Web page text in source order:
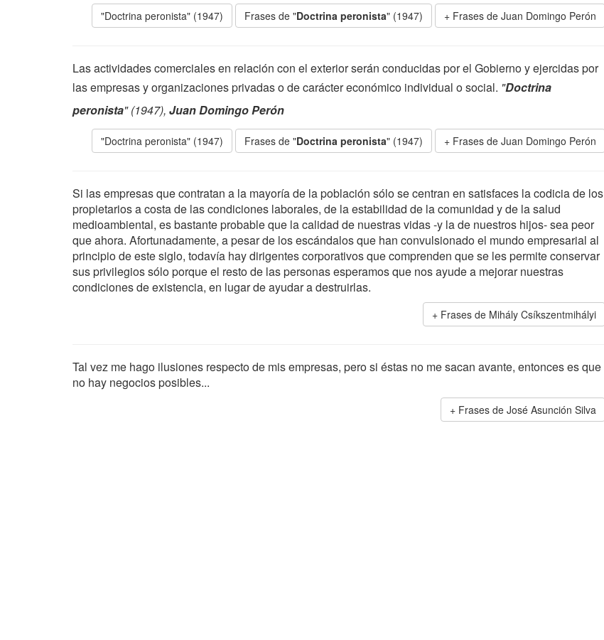
"Doctrina peronista" (1947) Frases de "Doctrina peronista" (1947) Frases de Juan Domingo Perón
Las actividades comerciales en relación con el exterior serán conducidas por el Gobierno y ejercidas por
las empresas y organizaciones privadas o de carácter económico individual o social. "Doctrina
peronista" (1947), Juan Domingo Perón
"Doctrina peronista" (1947) Frases de "Doctrina peronista" (1947) Frases de Juan Domingo Perón
Si las empresas que contratan a la mayoría de la población sólo se centran en satisfaces la codicia de los
propietarios a costa de las condiciones laborales, de la estabilidad de la comunidad y de la salud
medioambiental, es bastante probable que la calidad de nuestras vidas -y la de nuestros hijos- sea peor
que ahora. Afortunadamente, a pesar de los escándalos que han convulsionado el mundo empresarial al
principio de este siglo, todavía hay dirigentes corporativos que comprenden que se les permite conservar
sus privilegios sólo porque el resto de las personas esperamos que nos ayude a mejorar nuestras
condiciones de existencia, en lugar de ayudar a destruirlas.
Frases de Mihály Csíkszentmihályi
Tal vez me hago ilusiones respecto de mis empresas, pero si éstas no me sacan avante, entonces es que
no hay negocios posibles...
Frases de José Asunción Silva